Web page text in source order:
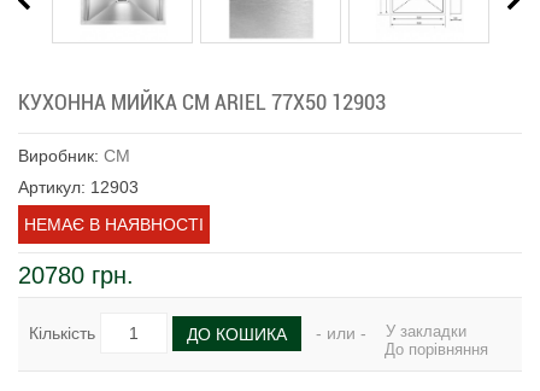
КУХОННА МИЙКА CM ARIEL 77Х50 12903
Виробник: CM
Артикул: 12903
НЕМАЄ В НАЯВНОСТІ
20780 грн.
Кількість ДО КОШИКА - или -
У закладки
До порівняння